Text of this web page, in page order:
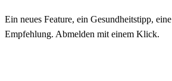
Ein neues Feature, ein Gesundheitstipp, eine
Empfehlung. Abmelden mit einem Klick.